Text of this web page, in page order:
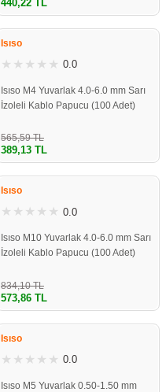
440,22 TL
%31
Isıso
0.0
Isıso M4 Yuvarlak 4.0-6.0 mm Sarı
İzoleli Kablo Papucu (100 Adet)
565,59 TL
389,13 TL
%31
Isıso
0.0
Isıso M10 Yuvarlak 4.0-6.0 mm Sarı
İzoleli Kablo Papucu (100 Adet)
834,10 TL
573,86 TL
%31
Isıso
0.0
Isıso M5 Yuvarlak 0.50-1.50 mm